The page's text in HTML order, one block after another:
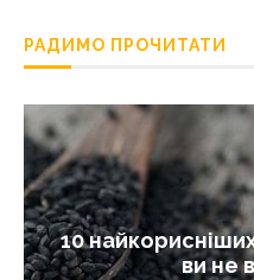
РАДИМО ПРОЧИТАТИ
10 найкорисніших
ви не